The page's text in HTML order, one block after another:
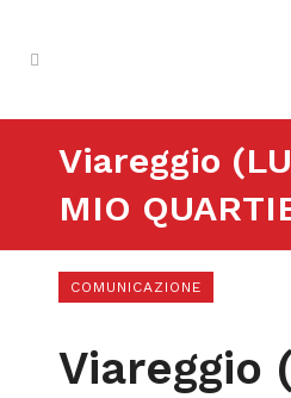
Viareggio
MIO
COMUNICAZIONE
Viareggio